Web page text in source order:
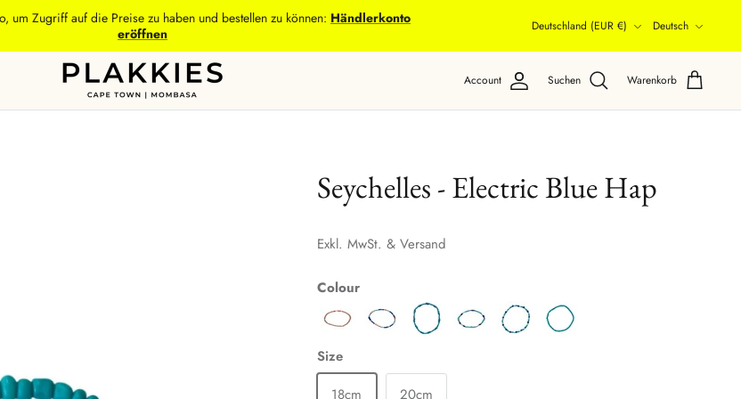
um Zugriff auf die Preise zu haben und bestellen zu können: Händlerkonto
eröffnen
Währung
Deutschland (EUR €)
Sprache
Deutsch
Account Suchen Warenkorb
Seychelles - Electric Blue Hap
Exkl. MwSt. & Versand
Size
18cm
20cm
Colour